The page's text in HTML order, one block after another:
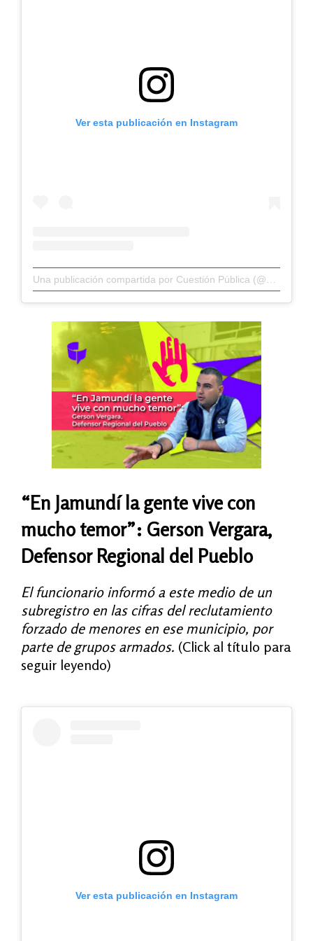
Ver esta publicación en Instagram
“En Jamundí la gente vive con
mucho temor”: Gerson Vergara,
Defensor Regional del Pueblo
El funcionario informó a este medio de un
subregistro en las cifras del reclutamiento
forzado de menores en ese municipio, por
parte de grupos armados. (Click al título para
seguir leyendo)
Ver esta publicación en Instagram